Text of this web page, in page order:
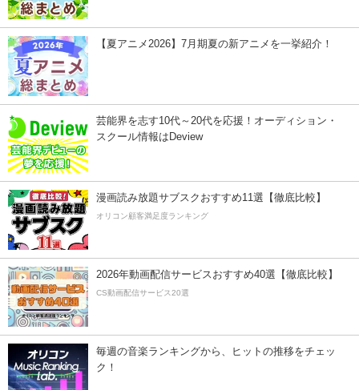
【夏アニメ2026】7月期夏の新アニメを一挙紹介！
芸能界を志す10代～20代を応援！オーディション・
スクール情報はDeview
漫画読み放題サブスクおすすめ11選【徹底比較】
オリコン顧客満足度ランキング
2026年動画配信サービスおすすめ40選【徹底比較】
CS動画配信サービス20選
毎週の音楽ランキングから、ヒットの推移をチェッ
ク！